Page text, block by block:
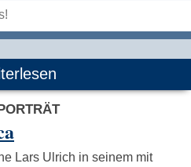
Lars Ulrich in seinem mit